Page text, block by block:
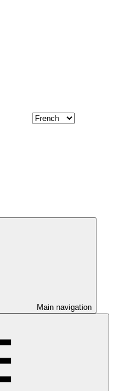
Main navigation